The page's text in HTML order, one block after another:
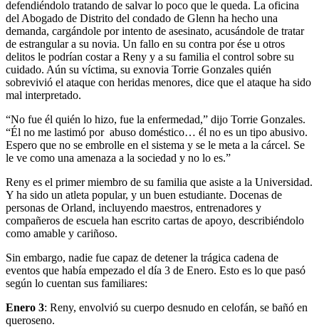
defendiéndolo tratando de salvar lo poco que le queda. La oficina
del Abogado de Distrito del condado de Glenn ha hecho una
demanda, cargándole por intento de asesinato, acusándole de tratar
de estrangular a su novia. Un fallo en su contra por ése u otros
delitos le podrían costar a Reny y a su familia el control sobre su
cuidado. Aún su víctima, su exnovia Torrie Gonzales quién
sobrevivió el ataque con heridas menores, dice que el ataque ha sido
mal interpretado.
“No fue él quién lo hizo, fue la enfermedad,” dijo Torrie Gonzales.
“Él no me lastimó por abuso doméstico… él no es un tipo abusivo.
Espero que no se embrolle en el sistema y se le meta a la cárcel. Se
le ve como una amenaza a la sociedad y no lo es.”
Reny es el primer miembro de su familia que asiste a la Universidad.
Y ha sido un atleta popular, y un buen estudiante. Docenas de
personas de Orland, incluyendo maestros, entrenadores y
compañeros de escuela han escrito cartas de apoyo, describiéndolo
como amable y cariñoso.
Sin embargo, nadie fue capaz de detener la trágica cadena de
eventos que había empezado el día 3 de Enero. Esto es lo que pasó
según lo cuentan sus familiares:
Enero 3: Reny, envolvió su cuerpo desnudo en celofán, se bañó en
queroseno.